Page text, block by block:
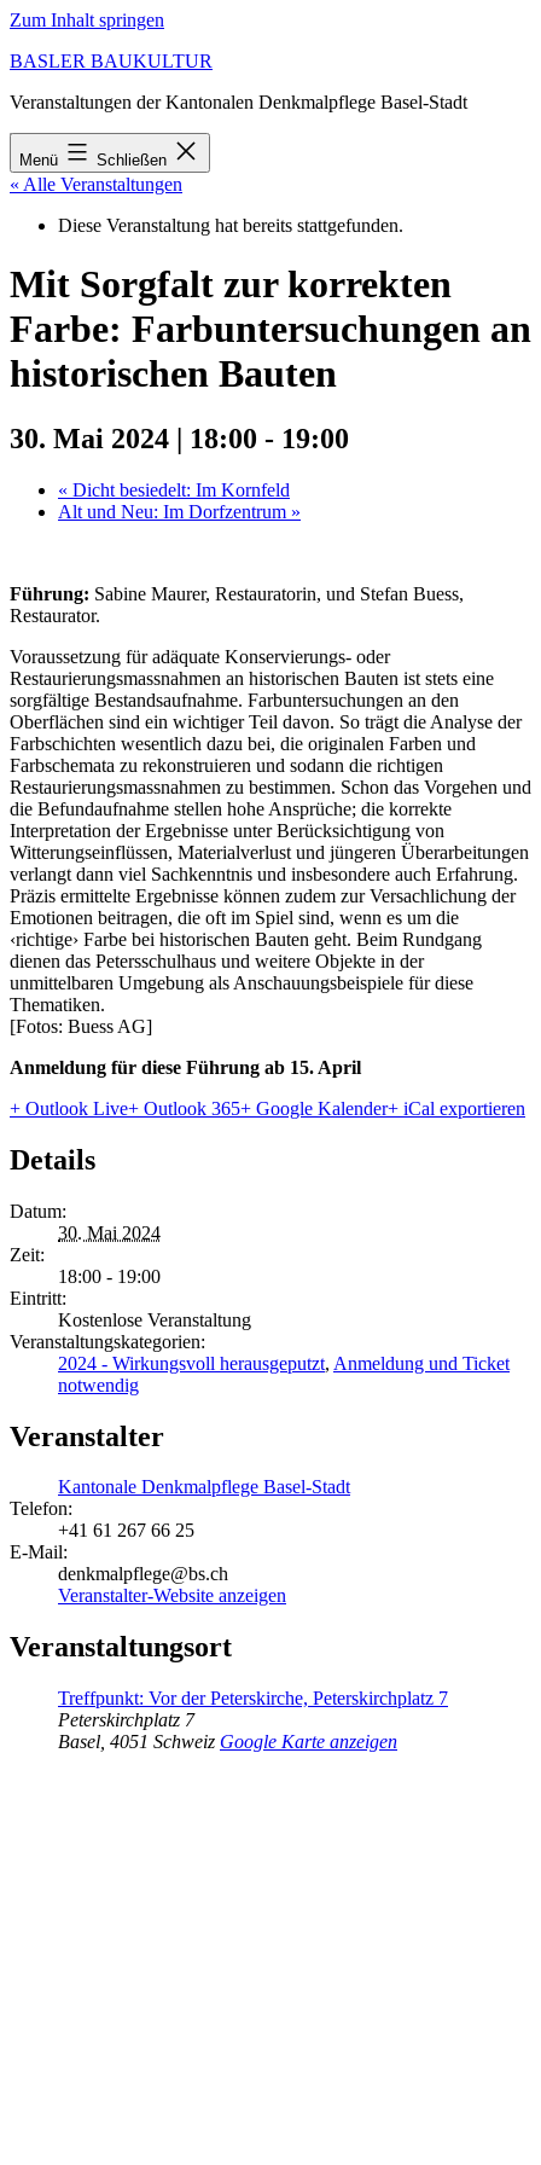
Zum Inhalt springen
BASLER BAUKULTUR
Veranstaltungen der Kantonalen Denkmalpflege Basel-Stadt
Menü Schließen
« Alle Veranstaltungen
Diese Veranstaltung hat bereits stattgefunden.
Mit Sorgfalt zur korrekten
Farbe: Farbuntersuchungen an
historischen Bauten
30. Mai 2024 | 18:00 - 19:00
« Dicht besiedelt: Im Kornfeld
Alt und Neu: Im Dorfzentrum »
Führung: Sabine Maurer, Restauratorin, und Stefan Buess,
Restaurator.
Voraussetzung für adäquate Konservierungs- oder
Restaurierungsmassnahmen an historischen Bauten ist stets eine
sorgfältige Bestandsaufnahme. Farbuntersuchungen an den
Oberflächen sind ein wichtiger Teil davon. So trägt die Analyse der
Farbschichten wesentlich dazu bei, die originalen Farben und
Farbschemata zu rekonstruieren und sodann die richtigen
Restaurierungsmassnahmen zu bestimmen. Schon das Vorgehen und
die Befundaufnahme stellen hohe Ansprüche; die korrekte
Interpretation der Ergebnisse unter Berücksichtigung von
Witterungseinflüssen, Materialverlust und jüngeren Überarbeitungen
verlangt dann viel Sachkenntnis und insbesondere auch Erfahrung.
Präzis ermittelte Ergebnisse können zudem zur Versachlichung der
Emotionen beitragen, die oft im Spiel sind, wenn es um die
‹richtige› Farbe bei historischen Bauten geht. Beim Rundgang
dienen das Petersschulhaus und weitere Objekte in der
unmittelbaren Umgebung als Anschauungsbeispiele für diese
Thematiken.
[Fotos: Buess AG]
Anmeldung für diese Führung ab 15. April
+ Outlook Live+ Outlook 365+ Google Kalender+ iCal exportieren
Details
Datum:
30. Mai 2024
Zeit:
18:00 - 19:00
Eintritt:
Kostenlose Veranstaltung
Veranstaltungskategorien:
2024 - Wirkungsvoll herausgeputzt, Anmeldung und Ticket
notwendig
Veranstalter
Kantonale Denkmalpflege Basel-Stadt
Telefon:
+41 61 267 66 25
E-Mail:
denkmalpflege@bs.ch
Veranstalter-Website anzeigen
Veranstaltungsort
Treffpunkt: Vor der Peterskirche, Peterskirchplatz 7
Peterskirchplatz 7
Basel 4051 Schweiz Google Karte anzeigen